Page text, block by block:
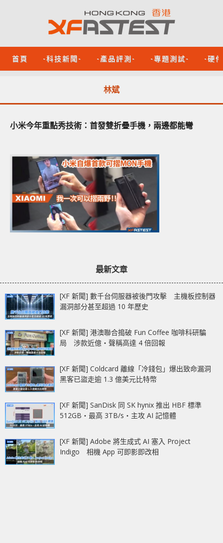
首頁 -科技新聞- -產品評測- -專題測試- -硬
林斌
小米今年重點秀技術：首發雙折疊手機，兩邊都能彎
最新文章
[XF 新聞] 數千台伺服器被後門攻擊 主機板控制器
漏洞部分甚至超過 10 年歷史
[XF 新聞] 港澳聯合搗破 Fun Coffee 咖啡科研騙
局 涉款近億‧聲稱高達 4 倍回報
[XF 新聞] Coldcard 離線「冷錢包」爆出致命漏洞
黑客已盜走逾 1.3 億美元比特幣
[XF 新聞] SanDisk 同 SK hynix 推出 HBF 標準
512GB‧最高 3TB/s‧主攻 AI 記憶體
[XF 新聞] Adobe 將生成式 AI 塞入 Project
Indigo 相機 App 可即影即改相